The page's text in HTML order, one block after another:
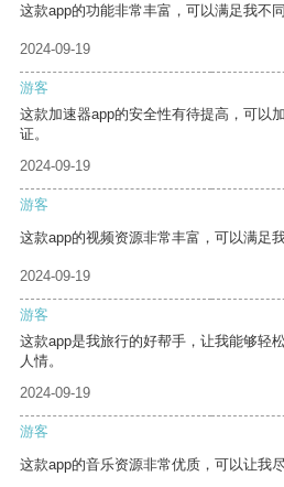
这款app的功能非常丰富，可以满足我不
2024-09-19
游客
这款加速器app的安全性有待提高，可以
证。
2024-09-19
游客
这款app的视频资源非常丰富，可以满足
2024-09-19
游客
这款app是我旅行的好帮手，让我能够轻
人情。
2024-09-19
游客
这款app的音乐资源非常优质，可以让我